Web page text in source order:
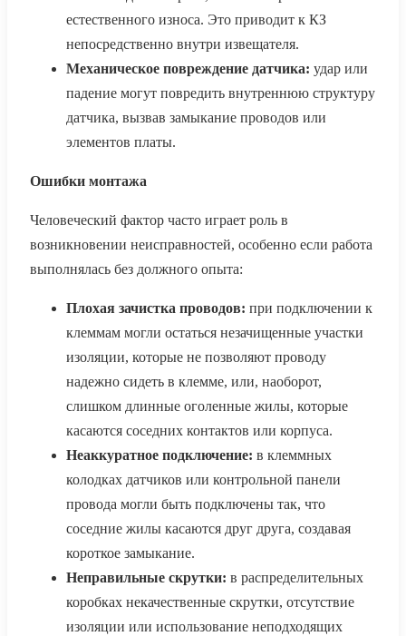
естественного износа. Это приводит к КЗ
непосредственно внутри извещателя.
Механическое повреждение датчика: удар или
падение могут повредить внутреннюю структуру
датчика, вызвав замыкание проводов или
элементов платы.
Ошибки монтажа
Человеческий фактор часто играет роль в
возникновении неисправностей, особенно если работа
выполнялась без должного опыта:
Плохая зачистка проводов: при подключении к
клеммам могли остаться незачищенные участки
изоляции, которые не позволяют проводу
надежно сидеть в клемме, или, наоборот,
слишком длинные оголенные жилы, которые
касаются соседних контактов или корпуса.
Неаккуратное подключение: в клеммных
колодках датчиков или контрольной панели
провода могли быть подключены так, что
соседние жилы касаются друг друга, создавая
короткое замыкание.
Неправильные скрутки: в распределительных
коробках некачественные скрутки, отсутствие
изоляции или использование неподходящих